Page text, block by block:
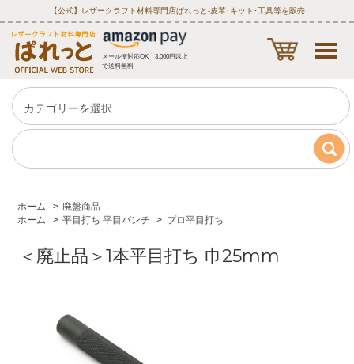
【公式】レザークラフト材料専門店ぱれっと‐皮革･キット･工具等を販売
メール便対応OK 3,000円以上
で送料無料
ホーム > 廃盤商品
ホーム
> 平目打ち 平目パンチ > プロ平目打ち
＜廃止品＞1本平目打ち 巾25mm